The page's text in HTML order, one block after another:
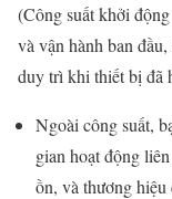
(Công suất khởi
và vận hành ban
duy trì khi thiết bị đã
Ngoài công suất,
gian hoạt động
ồn, và thương hiệu